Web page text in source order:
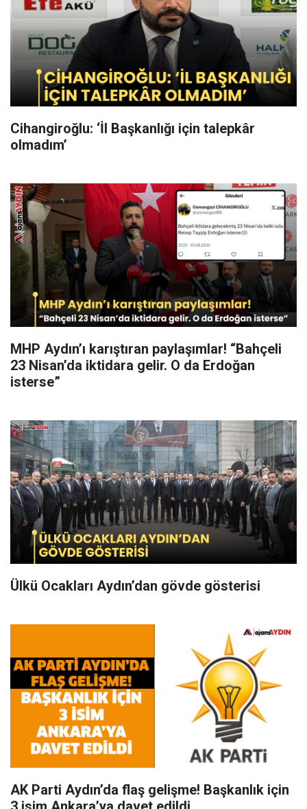
Cihangiroğlu: ‘İl Başkanlığı için talepkâr
olmadım’
MHP Aydın’ı karıştıran paylaşımlar! “Bahçeli
23 Nisan’da iktidara gelir. O da Erdoğan
isterse”
Ülkü Ocakları Aydın’dan gövde gösterisi
AK Parti Aydın’da flaş gelişme! Başkanlık için